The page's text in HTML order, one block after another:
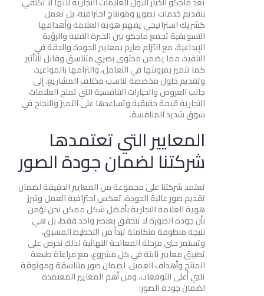
بتقديم خدمات تصوير ومونتاج احترافية، بل تعمل
كشريك استراتيجي يفهم هوية العلامة وأهدافها
التسويقية تجمع ماجكو بين الخبرة الفنية والرؤية
الإبداعية، مع التزام صارم بمعايير الجودة والدقة في
التنفيذ، مما يضمن محتوى بصري متناسق وقابل للتأثير
كما تتميز بمرونتها في التعامل، والتزامها بالمواعيد،
وتقديم حلول مخصصة تناسب مختلف المشاريع، إلى
جانب العروض والخيارات التنافسية التي تمنح العلامات
التجارية قيمة حقيقية وتساعدها على التميز والنجاح في
سوق شديد المنافسة.
المعايير التي تعتمدها
شركتنا لضمان جودة الصور
تعتمد شركتنا على مجموعة من المعايير الدقيقة لضمان
تقديم صور عالية الجودة، تعكس احترافية العمل وتبرز
هوية العلامة التجارية بأفضل شكل ممكن نحن نؤمن
بأن جودة الصورة لا تتحقق بعنصر واحد فقط، بل هي
نتيجة منظومة متكاملة تبدأ من التخطيط المسبق،
وتستمر حتى مرحلة المعالجة النهائية لذلك نحرص على
تطبيق معايير ثابتة في كل مشروع، مع مراعاة طبيعة
المنتج وأهداف العميل، لضمان صور متناسقة وموثوقة
تلبي أعلى التوقعات. ومن أهم المعايير المعتمدة
لضمان جودة الصور: